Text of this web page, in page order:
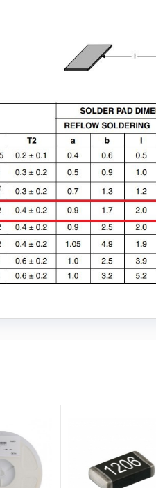
local_mall
local_mall